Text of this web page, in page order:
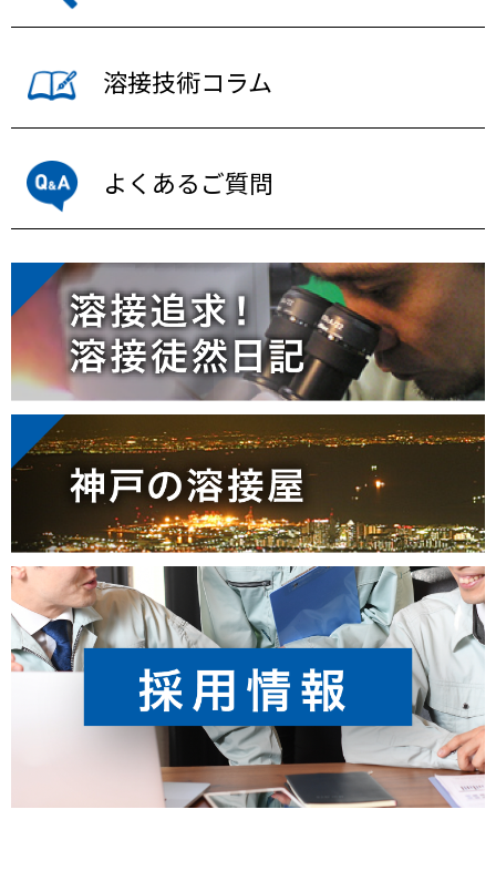
溶接技術コラム
よくあるご質問